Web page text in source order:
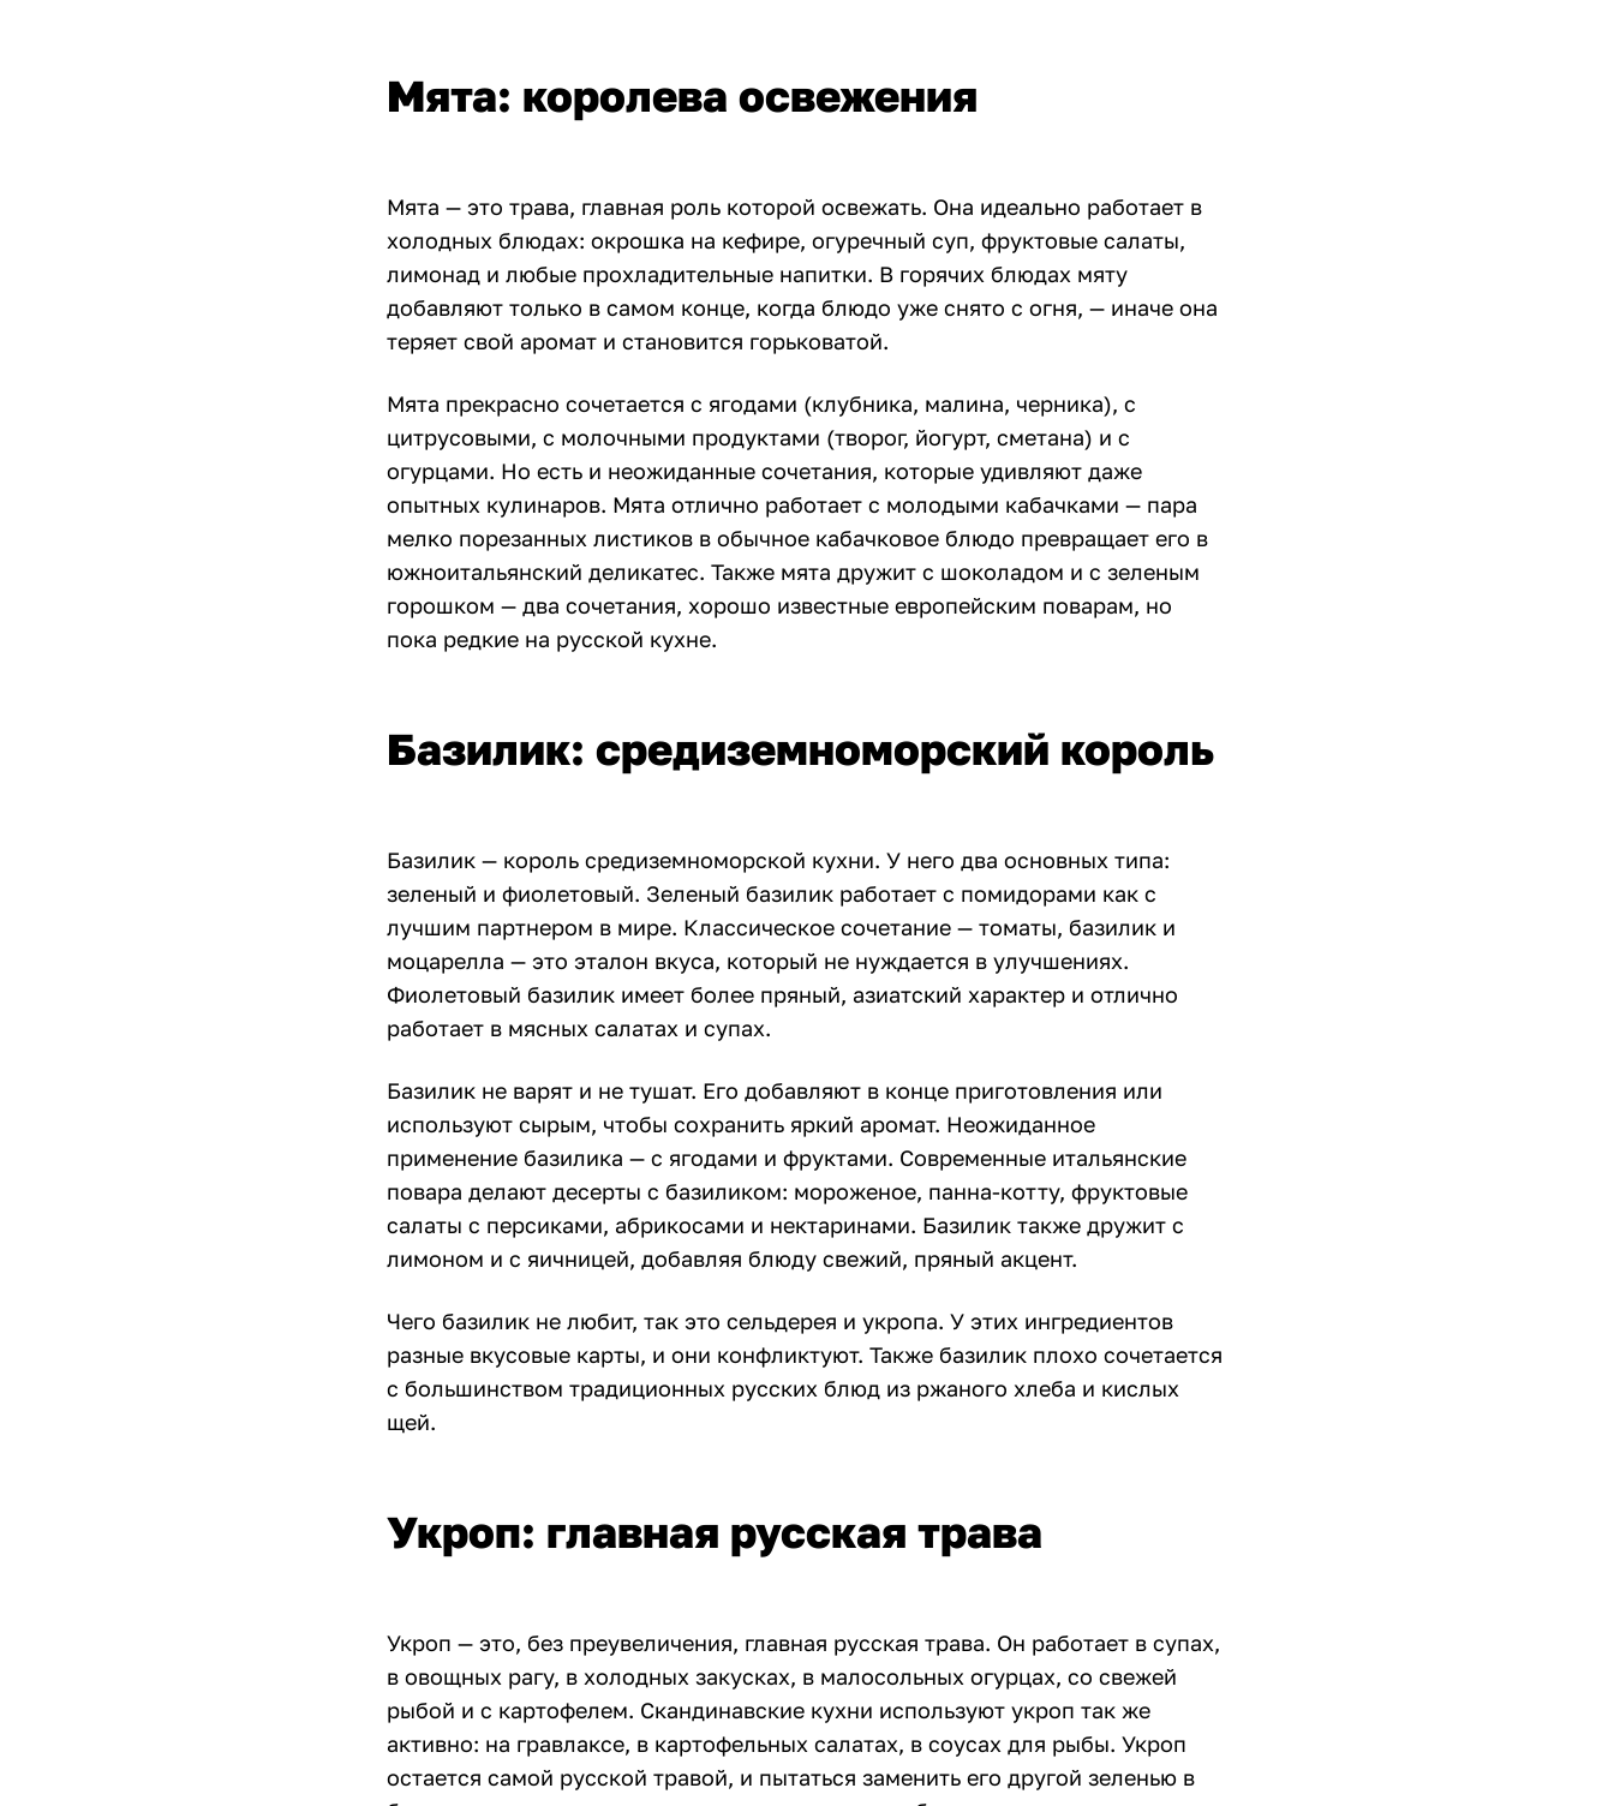
Мята: королева освежения
Мята — это трава, главная роль которой освежать. Она идеально работает в
холодных блюдах: окрошка на кефире, огуречный суп, фруктовые салаты,
лимонад и любые прохладительные напитки. В горячих блюдах мяту
добавляют только в самом конце, когда блюдо уже снято с огня, — иначе она
теряет свой аромат и становится горьковатой.
Мята прекрасно сочетается с ягодами (клубника, малина, черника), с
цитрусовыми, с молочными продуктами (творог, йогурт, сметана) и с
огурцами. Но есть и неожиданные сочетания, которые удивляют даже
опытных кулинаров. Мята отлично работает с молодыми кабачками — пара
мелко порезанных листиков в обычное кабачковое блюдо превращает его в
южноитальянский деликатес. Также мята дружит с шоколадом и с зеленым
горошком — два сочетания, хорошо известные европейским поварам, но
пока редкие на русской кухне.
Базилик: средиземноморский король
Базилик — король средиземноморской кухни. У него два основных типа:
зеленый и фиолетовый. Зеленый базилик работает с помидорами как с
лучшим партнером в мире. Классическое сочетание — томаты, базилик и
моцарелла — это эталон вкуса, который не нуждается в улучшениях.
Фиолетовый базилик имеет более пряный, азиатский характер и отлично
работает в мясных салатах и супах.
Базилик не варят и не тушат. Его добавляют в конце приготовления или
используют сырым, чтобы сохранить яркий аромат. Неожиданное
применение базилика — с ягодами и фруктами. Современные итальянские
повара делают десерты с базиликом: мороженое, панна-котту, фруктовые
салаты с персиками, абрикосами и нектаринами. Базилик также дружит с
лимоном и с яичницей, добавляя блюду свежий, пряный акцент.
Чего базилик не любит, так это сельдерея и укропа. У этих ингредиентов
разные вкусовые карты, и они конфликтуют. Также базилик плохо сочетается
с большинством традиционных русских блюд из ржаного хлеба и кислых
щей.
Укроп: главная русская трава
Укроп — это, без преувеличения, главная русская трава. Он работает в супах,
в овощных рагу, в холодных закусках, в малосольных огурцах, со свежей
рыбой и с картофелем. Скандинавские кухни используют укроп так же
активно: на гравлаксе, в картофельных салатах, в соусах для рыбы. Укроп
остается самой русской травой, и пытаться заменить его другой зеленью в